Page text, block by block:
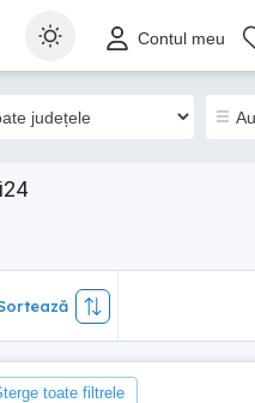
Contul meu
toate filtrele